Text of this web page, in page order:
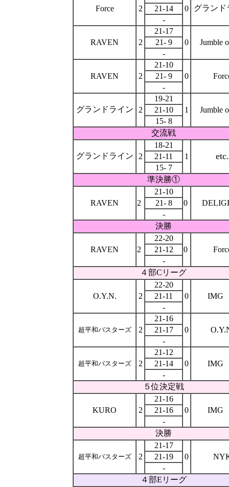
Force 2
0
グランド
21-14
-
RAVEN 2
21-17
0
Jumble
21- 9
-
RAVEN 2
21-10
0
21- 9
-
グランドライン 2
19-21
1
Jumble
21-10
15- 8
交流戦
グランドライン 2
18-21
1
etc.
21-11
15- 7
準決勝①
RAVEN 2
21-10
0
21- 8
-
決勝
RAVEN 2
22-20
0
21-12
-
４部Cリーグ
O.Y.N. 2
22-20
0
IMG
21-11
-
超平和バスターズ 2
21-16
0
21-17
-
超平和バスターズ 2
21-12
0
IMG
21-14
-
５位決定戦
KURO 2
21-16
0
IMG
21-16
-
決勝
超平和バスターズ 2
21-17
0
21-19
-
４部Eリーグ